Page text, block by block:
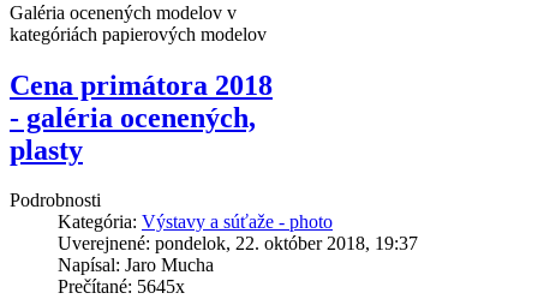
Galéria ocenených modelov v
kategóriách papierových modelov
Cena primátora 2018
- galéria ocenených,
plasty
Podrobnosti
Kategória: Výstavy a súťaže - photo
Uverejnené: pondelok, 22. október 2018, 19:37
Napísal: Jaro Mucha
Prečítané: 5645x